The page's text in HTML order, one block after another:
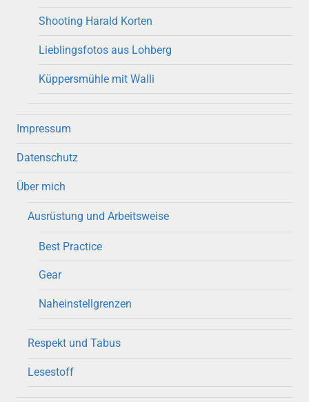
Shooting Harald Korten
Lieblingsfotos aus Lohberg
Küppersmühle mit Walli
Impressum
Datenschutz
Über mich
Ausrüstung und Arbeitsweise
Best Practice
Gear
Naheinstellgrenzen
Respekt und Tabus
Lesestoff